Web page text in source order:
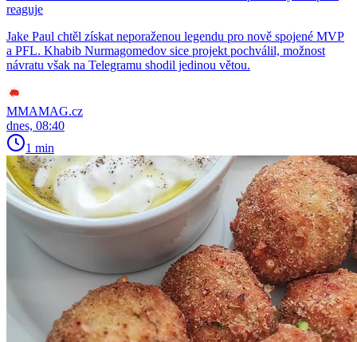
reaguje
Jake Paul chtěl získat neporaženou legendu pro nově spojené MVP
a PFL. Khabib Nurmagomedov sice projekt pochválil, možnost
návratu však na Telegramu shodil jedinou větou.
MMAMAG.cz
dnes, 08:40
1 min